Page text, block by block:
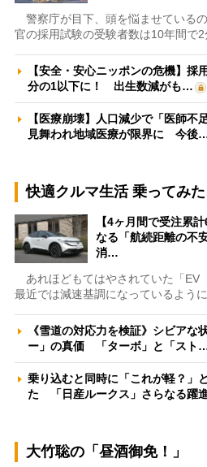
警察庁が目下、頭を悩ませている
官の採用試験の受験者数は10年間で2
【安全・安心ニッポンの危機】採
分の1以下に！ 出生数減がも…
【医療崩壊】人口減少で「医師不
見舞われ地域医療が限界に 今後
快適クルマ生活 乗ってみ
【4ヶ月間で受注累
なる「航続距離の不
消…
あれほどもてはやされていた「EV
最近では減速基調になっているよう
《雪道の対応力を検証》シビアな
ー」の真価 「ターボ」と「スト
乗り込むと同時に「これが軽？」
た 「日産ルークス」さらなる躍
大竹聡の「昼酒御免！」